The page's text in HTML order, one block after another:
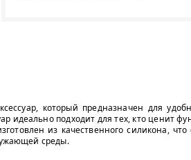
который предназначен для
идеально подходит для тех, кто ценит
из качественного силикона, что
среды.